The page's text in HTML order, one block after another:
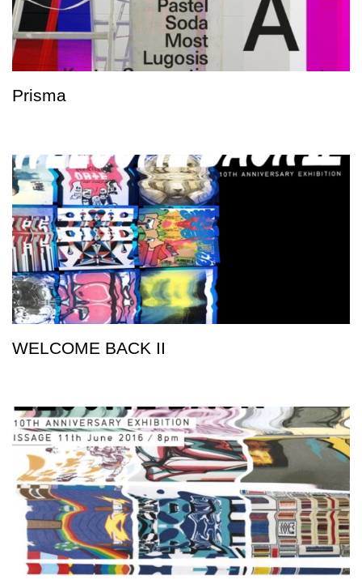
Prisma
WELCOME BACK II